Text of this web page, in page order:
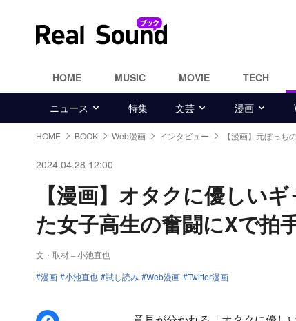
HOME MUSIC MOVIE TECH
ニュース 特集 文芸 漫画
HOME BOOK Web漫画 インタビュー 【漫画】元ぼっち
2024.04.28 12:00
【漫画】オタクに優しい
た女子高生の奮闘にXで拍
文・取材＝小池直也
漫画
小池直也 試し読み Web漫画 Twitter漫画